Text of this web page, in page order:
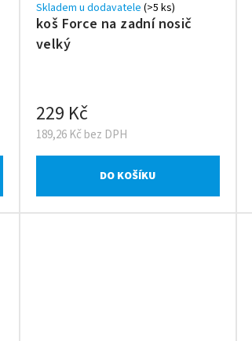
koš Force na zadní nosič
velký
Skladem u dodavatele (>5 ks)
189,26 Kč bez DPH
229 Kč
DO KOŠÍKU